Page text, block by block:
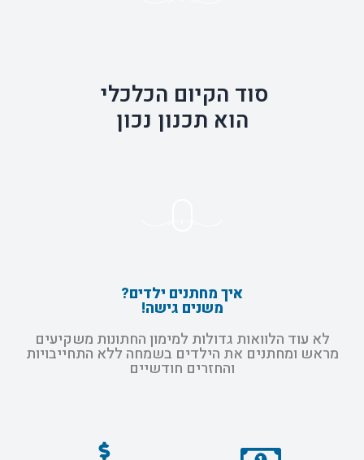
סוד הקיום הכלכלי
הוא תכנון נכון
איך מחתנים ילדים?
משנים גישה!
לא עוד הלוואות גדולות למימון החתונות משקיעים
מראש ומחתנים את הילדים בשמחה ללא התחייבויות
והחזרים חודשיים